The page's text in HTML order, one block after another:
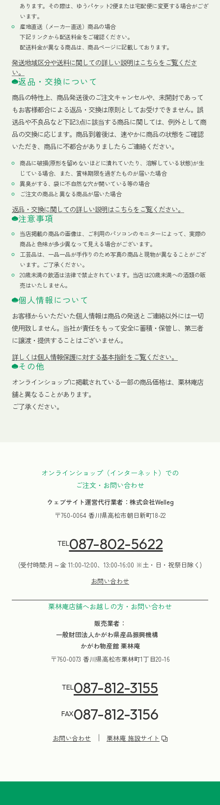
あります。その際は、ゆうパケット2便または宅配便に変更する場合がござ
います。
産地直送（メーカー直送）商品の場合
下記リンクから配送料金をご確認ください。
配送料金が異なる商品は、商品ページに記載しております。
発送地域区分や送料に関しての詳しい説明はこちらをご覧くださ
い。
返品・交換について
商品の特性上、商品発送後のご注文キャンセルや、未開封であって
もお客様都合による返品・交換は原則としてお受けできません。誤
送品や不良品など下記3点に該当する商品に関しては、例外として商
品の交換に応じます。商品到着後は、速やかに商品の状態をご確認
いただき、商品に不都合がありましたらご連絡ください。
商品に破損(原形を留めないほどに潰れていたり、溶解している状態)が生
じている場合、また、賞味期限を過ぎたものが届いた場合
異臭がする、袋に不自然な穴が開いている等の場合
ご注文の商品と異なる商品が届いた場合
返品・交換に関しての詳しい説明はこちらをご覧ください。
注意事項
当店掲載の商品の画像は、ご利用のパソコンのモニターによって、実際の
商品と色味が多少異なって見える場合がございます。
工芸品は、一品一品が手作りのため写真の商品と現物が異なることがござ
います。ご了承ください。
20歳未満の飲酒は法律で禁止されています。当店は20歳未満への酒類の販
売はいたしません。
個人情報について
お客様からいただいた個人情報は商品の発送とご連絡以外には一切
使用致しません。当社が責任をもって安全に蓄積・保管し、第三者
に譲渡・提供することはございません。
詳しくは個人情報保護に対する基本指針をご覧ください。
その他
オンラインショップに掲載されている一部の商品価格は、栗林庵店
舗と異なることがあります。
ご了承ください。
オンラインショップ（インターネット）での
ご注文・お問い合わせ
ウェブサイト運営代行業者：株式会社Welleg
〒760-0064 香川県高松市朝日新町18-22
TEL087-802-5622
(受付時間:月～金 11:00-12:00、13:00-16:00 ※土・日・祝祭日除く)
お問い合わせ
栗林庵店舗へお越しの方・お問い合わせ
販売業者：
一般財団法人かがわ県産品振興機構
かがわ物産館 栗林庵
〒760-0073 香川県高松市栗林町1丁目20-16
TEL087-812-3155
FAX087-812-3156
お問い合わせ 栗林庵 施設サイト